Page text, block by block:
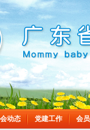
动态 党建工作 会